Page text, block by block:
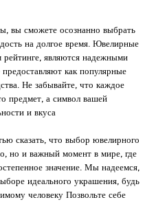
вы сможете осознанно выбрать
на долгое время. Ювелирные
являются надежными
как популярные
Не забывайте, что каждое
предмет, а символ вашей
и вкуса.
сказать, что выбор ювелирного
но и важный момент в мире, где
значение. Мы надеемся,
идеального украшения, будь
человеку Позвольте себе